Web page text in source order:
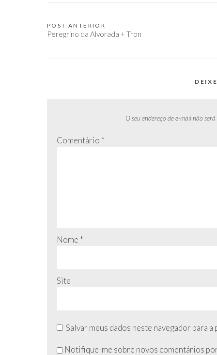
Navegação
POST ANTERIOR
Peregrino da Alvorada + Tron
O seu endereço de e-mail não será
Comentário *
Nome *
Site
Salvar meus dados neste navegador para
NãoNotifique-me sobre novos comentários